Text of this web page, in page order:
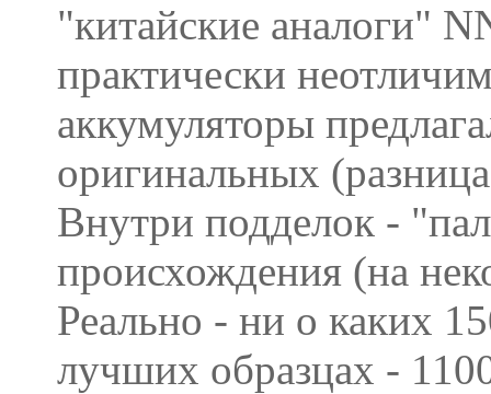
"китайские аналоги"
практически
аккумуляторы
оригинальных
Внутри подделок -
происхождения (на
Реально - ни о каких
лучших образцах -